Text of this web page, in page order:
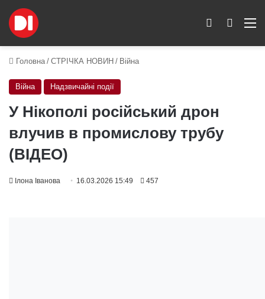
Пошук
Switch skin
Головна / СТРІЧКА НОВИН / Війна
Війна Надзвичайні події
У Нікополі російський дрон
влучив в промислову трубу
(ВІДЕО)
Ілона Іванова 16.03.2026 15:49 457